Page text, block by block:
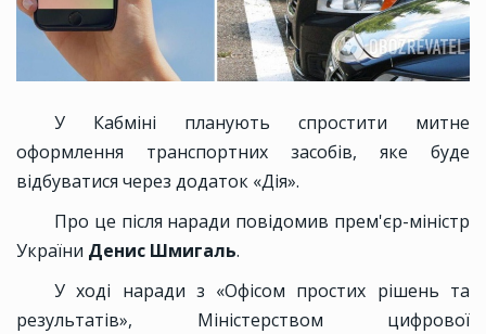
У Кабміні планують спростити митне
оформлення транспортних засобів, яке буде
відбуватися через додаток «Дія».
Про це після наради повідомив прем'єр-міністр
України Денис Шмигаль.
У ході наради з «Офісом простих рішень та
результатів», Міністерством цифрової